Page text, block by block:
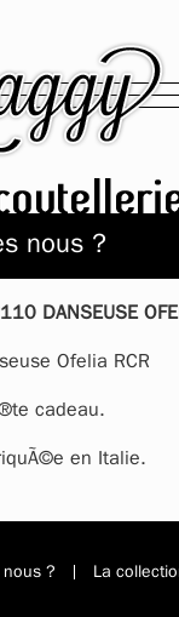
nous ?
DANSEUSE
Ofelia RCR
cadeau.
en Italie.
nous ? La